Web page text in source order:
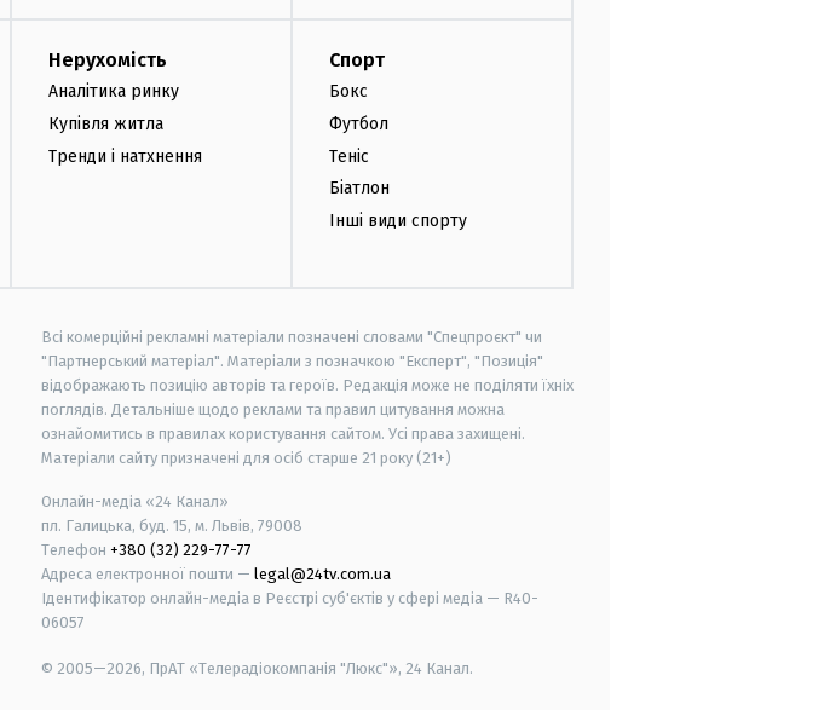
Нерухомість
Аналітика ринку
Купівля житла
Тренди і натхнення
Спорт
Бокс
Футбол
Теніс
Біатлон
Інші види спорту
Всі комерційні рекламні матеріали позначені словами "Спецпроєкт" чи
"Партнерський матеріал". Матеріали з позначкою "Експерт", "Позиція"
відображають позицію авторів та героїв. Редакція може не поділяти їхніх
поглядів. Детальніше щодо реклами та правил цитування можна
ознайомитись в правилах користування сайтом. Усі права захищені.
Матеріали сайту призначені для осіб старше 21 року (21+)
Онлайн-медіа «24 Канал»
пл. Галицька, буд. 15, м. Львів, 79008
Телефон +380 (32) 229-77-77
Адреса електронної пошти — legal@24tv.com.ua
Ідентифікатор онлайн-медіа в Реєстрі суб'єктів у сфері медіа — R40-
06057
© 2005—2026, ПрАТ «Телерадіокомпанія "Люкс"», 24 Канал.